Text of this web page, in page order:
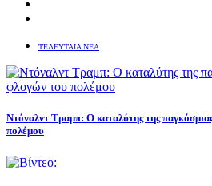
ΤΕΛΕΥΤΑΙΑ ΝΕΑ
Ντόναλντ Τραμπ: Ο καταλύτης της
πολέμου